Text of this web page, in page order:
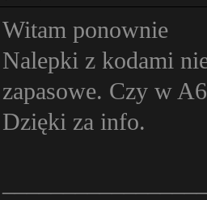
Witam ponownie
Nalepki z kodami
zapasowe. Czy w
Dzięki za info.